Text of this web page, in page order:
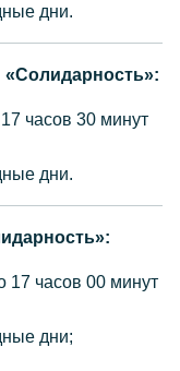
дни.
часов 30 минут
дни.
17 часов 00 минут
дни;